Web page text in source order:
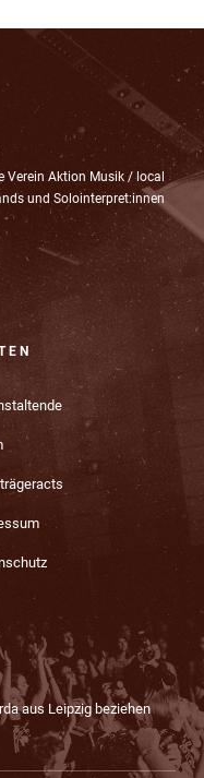
Verein Aktion Musik / local
und Solointerpret:innen
aus Leipzig beziehen